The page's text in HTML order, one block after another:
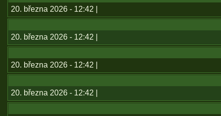
20. března 2026 - 12:42 |
20. března 2026 - 12:42 |
20. března 2026 - 12:42 |
20. března 2026 - 12:42 |